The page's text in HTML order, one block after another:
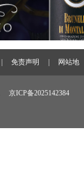
免责声明 网站地
京ICP备2025142384